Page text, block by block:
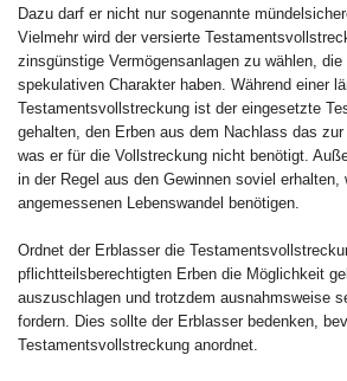
Dazu darf er nicht nur sogenannte
Vielmehr wird der versierte
zinsgünstige Vermögensanlagen zu wählen,
spekulativen Charakter haben. Während einer
Testamentsvollstreckung ist der eingesetzte
gehalten, den Erben aus dem Nachlass das zur
was er für die Vollstreckung nicht benötigt.
in der Regel aus den Gewinnen soviel erhalten,
angemessenen Lebenswandel benötigen.
Ordnet der Erblasser die
pflichtteilsberechtigten Erben die Möglichkeit
auszuschlagen und trotzdem ausnahmsweise
fordern. Dies sollte der Erblasser bedenken,
Testamentsvollstreckung anordnet.